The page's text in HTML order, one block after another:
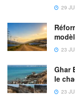
29
23
Ghar
le
23